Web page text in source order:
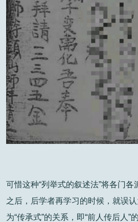
可惜这种“列举式的叙述法”将各门
之后，后学者再学习的时候，就误
为“传承式”的关系，即“前人传后人”